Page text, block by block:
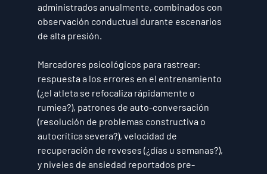
administrados anualmente, combinados con
observación conductual durante escenarios
de alta presión.
Marcadores psicológicos para rastrear:
respuesta a los errores en el entrenamiento
(¿el atleta se refocaliza rápidamente o
rumiea?), patrones de auto-conversación
(resolución de problemas constructiva o
autocrítica severa?), velocidad de
recuperación de reveses (¿días u semanas?),
y niveles de ansiedad reportados pre-